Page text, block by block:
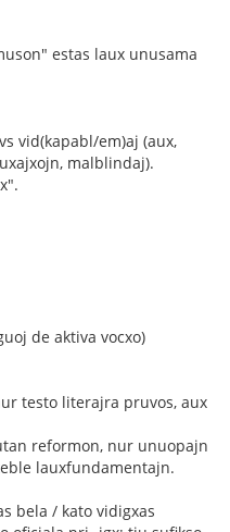
estas laux unusama
vid(kapabl/em)aj (aux,
malblindaj).
de aktiva vocxo)
testo literajra pruvos, aux
reformon, nur unuopajn
lauxfundamentajn.
bela / kato vidigxas